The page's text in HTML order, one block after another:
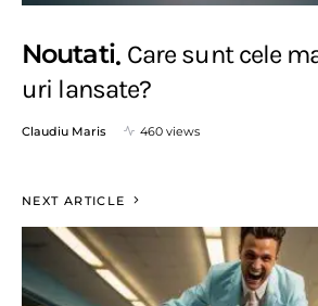
Noutati Care sunt cele
uri lansate?
Claudiu Maris 460 views
NEXT ARTICLE